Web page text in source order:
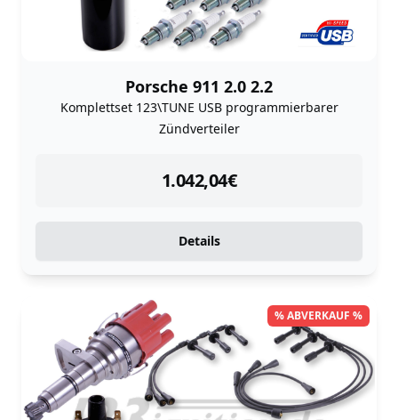
Porsche 911 2.0 2.2
Komplettset 123\TUNE USB programmierbarer
Zündverteiler
1.042,04€
instock
Details
% ABVERKAUF %